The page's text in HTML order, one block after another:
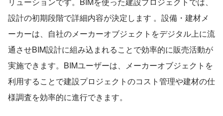
設計の初期段階で詳細内容が決定します 。設備・建材メ
ーカーは、自社のメーカーオブジェクトをデジタル上に流
通させBIM設計に組み込まれることで効率的に販売活動が
実施できます。BIMユーザーは、メーカーオブジェクトを
利用することで建設プロジェクトのコスト管理や建材の仕
様調査を効率的に進行できます。